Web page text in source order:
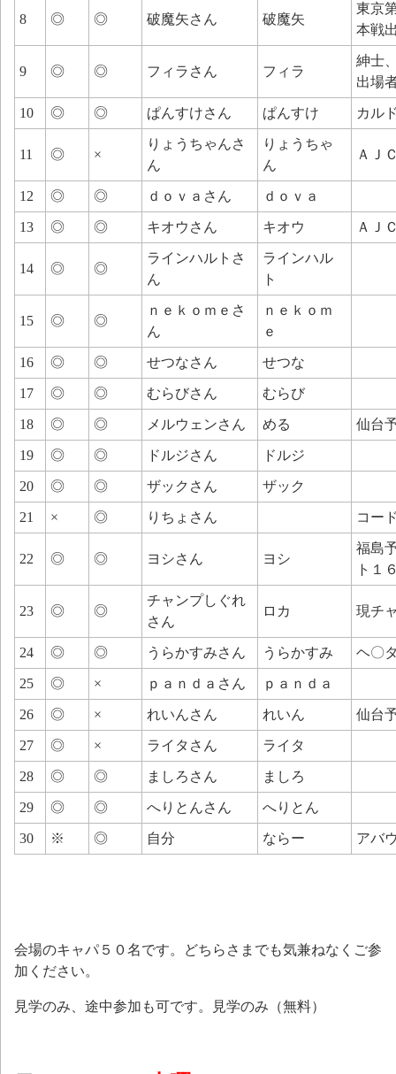
8 ◎ ◎ 破魔矢さん 破魔矢
東京
本戦
9 ◎ ◎ フィラさん フィラ
紳士
出場
10 ◎ ◎ ぱんすけさん ぱんすけ カル
11 ◎ ×
りょうちゃんさ
ん
りょうちゃ
ん
ＡＪ
12 ◎ ◎ ｄｏｖａさん ｄｏｖａ
13 ◎ ◎ キオウさん キオウ ＡＪ
14 ◎ ◎
ラインハルトさ
ん
ラインハル
ト
15 ◎ ◎
ｎｅｋｏｍｅさ
ん
ｎｅｋｏｍ
ｅ
16 ◎ ◎ せつなさん せつな
17 ◎ ◎ むらびさん むらび
18 ◎ ◎ メルウェンさん める 仙台
19 ◎ ◎ ドルジさん ドルジ
20 ◎ ◎ ザックさん ザック
21 × ◎ りちょさん コー
22 ◎ ◎ ヨシさん ヨシ
福島
ト１
23 ◎ ◎
チャンプしぐれ
さん
ロカ 現チ
24 ◎ ◎ うらかすみさん うらかすみ ヘ〇
25 ◎ × ｐａｎｄａさん ｐａｎｄａ
26 ◎ × れいんさん れいん 仙台
27 ◎ × ライタさん ライタ
28 ◎ ◎ ましろさん ましろ
29 ◎ ◎ へりとんさん へりとん
30 ※ ◎ 自分 ならー アバ
会場のキャパ５０名です。どちらさまでも気兼ねなくご参
加ください。
見学のみ、途中参加も可です。見学のみ（無料）